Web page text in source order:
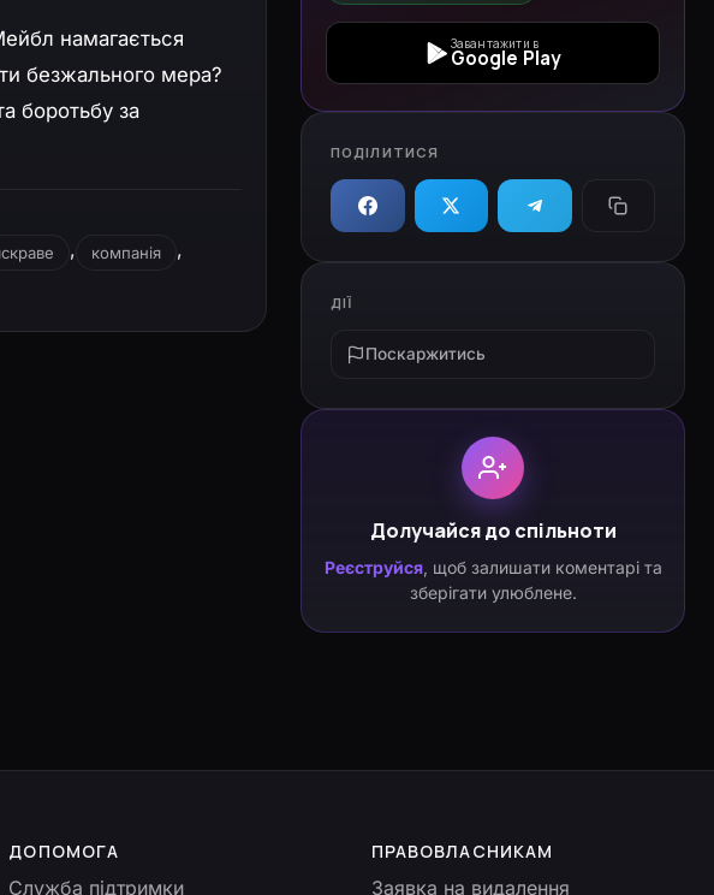
намагається
безжального мера?
боротьбу за
, компанія ,
Завантажити в
Google Play
ПОДІЛИТИСЯ
ДІЇ
Поскаржитись
Долучайся до спільноти
Реєструйся, щоб залишати коментарі та
зберігати улюблене.
ДОПОМОГА
Служба підтримки
ПРАВОВЛАСНИКАМ
Заявка на видалення